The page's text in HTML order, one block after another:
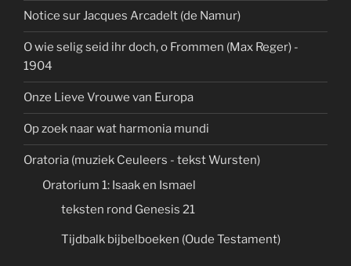
Notice sur Jacques Arcadelt (de Namur)
O wie selig seid ihr doch, o Frommen (Max Reger) -
1904
Onze Lieve Vrouwe van Europa
Op zoek naar wat harmonia mundi
Oratoria (muziek Ceuleers - tekst Wursten)
Oratorium 1: Isaak en Ismael
teksten rond Genesis 21
Tijdbalk bijbelboeken (Oude Testament)